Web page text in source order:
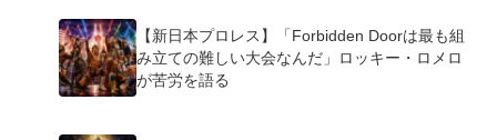
【新日本プロレス】「Forbidden Doorは最も組
み立ての難しい大会なんだ」ロッキー・ロメロ
が苦労を語る